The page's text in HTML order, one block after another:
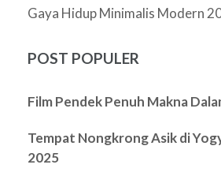
Gaya Hidup Minimalis Modern
POST POPULER
Film Pendek Penuh Makna
Tempat Nongkrong Asik di
2025